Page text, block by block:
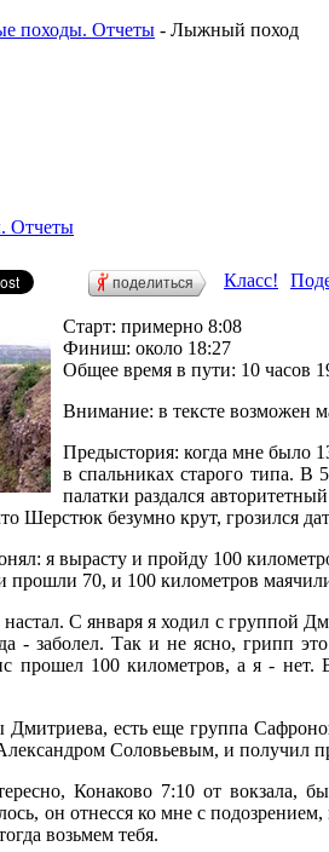
походы. Отчеты - Лыжный поход
Отчеты
поделиться Класс!
Старт: примерно 8:08
Финиш: около 18:27
Общее время в пути: 10 часов
Внимание: в тексте возможен
Предыстория: когда мне было
в спальниках старого типа. В
палатки раздался
Шерстюк безумно крут, грозился
я вырасту и пройду 100
прошли 70, и 100 километров
С января я ходил с группой
- заболел. Так и не ясно, грипп
прошел 100 километров, а я -
есть еще группа
Соловьевым, и получил
Конаково 7:10 от вокзала,
он отнесся ко мне с
возьмем тебя.